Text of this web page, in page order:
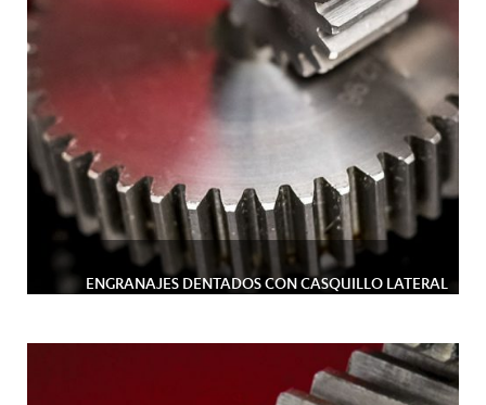
ENGRANAJES DENTADOS CON CASQUILLO LATERAL